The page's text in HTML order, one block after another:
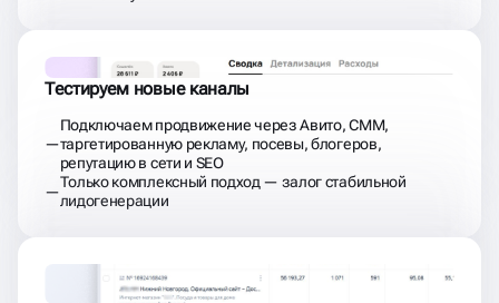
Тестируем новые каналы
Подключаем продвижение через Авито, СММ,
таргетированную рекламу, посевы, блогеров,
репутацию в сети и SEO
Только комплексный подход — залог стабильной
лидогенерации